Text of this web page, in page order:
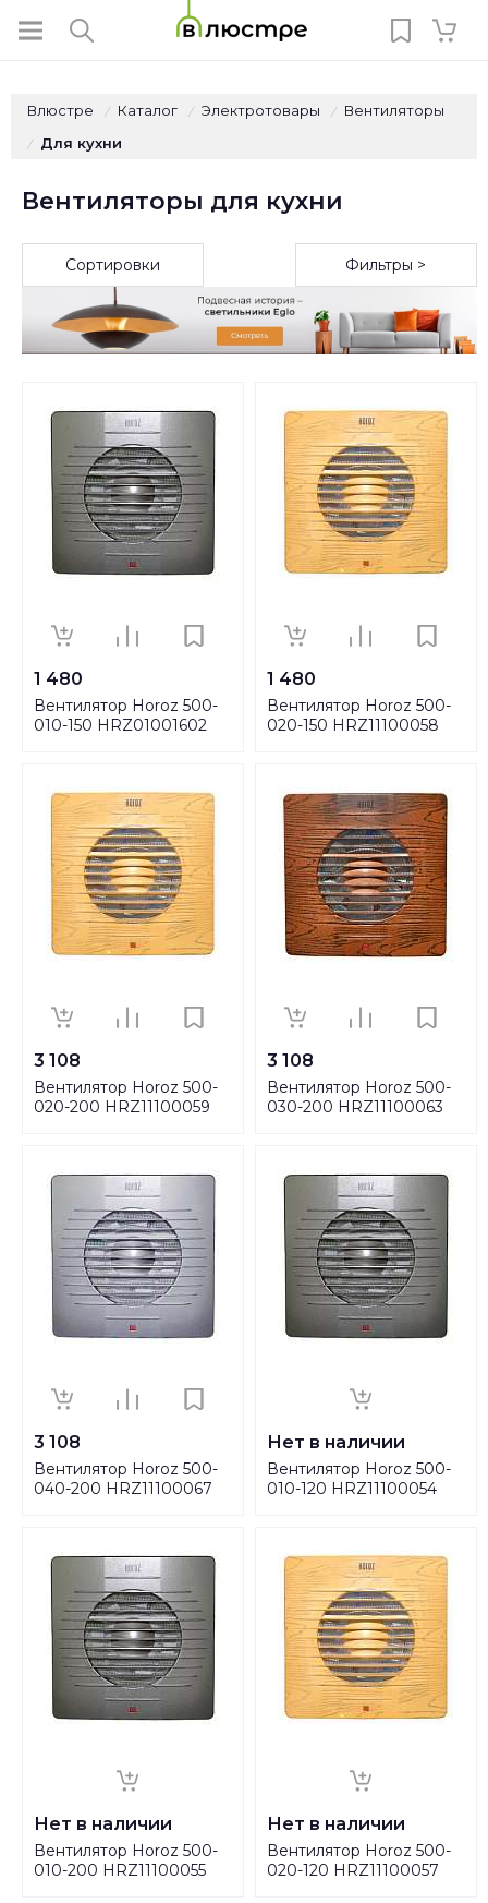
Влюстре / Каталог / Электротовары / Вентиляторы
/ Для кухни
Вентиляторы для кухни
Сортировки Фильтры >
1 480
Вентилятор Horoz 500-
010-150 HRZ01001602
1 480
Вентилятор Horoz 500-
020-150 HRZ11100058
3 108
Вентилятор Horoz 500-
020-200 HRZ11100059
3 108
Вентилятор Horoz 500-
030-200 HRZ11100063
3 108
Вентилятор Horoz 500-
040-200 HRZ11100067
Нет в наличии
Вентилятор Horoz 500-
010-120 HRZ11100054
Нет в наличии
Вентилятор Horoz 500-
010-200 HRZ11100055
Нет в наличии
Вентилятор Horoz 500-
020-120 HRZ11100057